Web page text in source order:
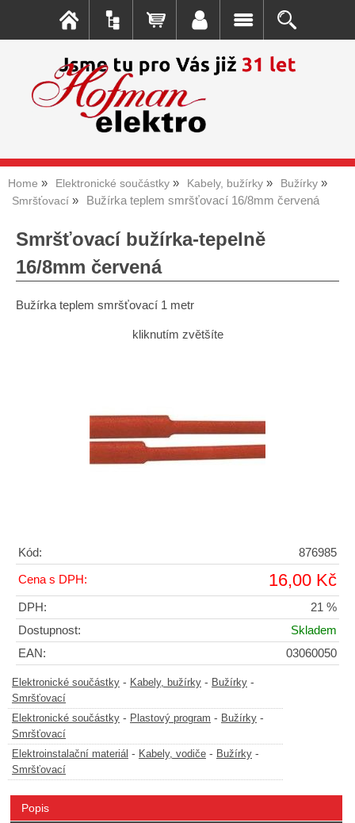
Home Elektronické součástky Kabely, bužírky
Bužírky
Smršťovací
Bužírka teplem smršťovací 16/8mm červená
Smršťovací bužírka-tepelně
16/8mm červená
Bužírka teplem smršťovací 1 metr
kliknutím zvětšíte
Kód: 876985
Cena s DPH: 16,00 Kč
DPH:
21 %
Dostupnost:
Skladem
EAN:
03060050
Elektronické součástky - Kabely, bužírky - Bužírky -
Smršťovací
Elektronické součástky - Plastový program - Bužírky -
Smršťovací
Elektroinstalační materiál - Kabely, vodiče - Bužírky -
Smršťovací
Popis